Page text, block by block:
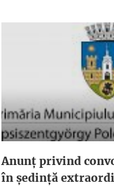
Anunţ privind
în şedinţă